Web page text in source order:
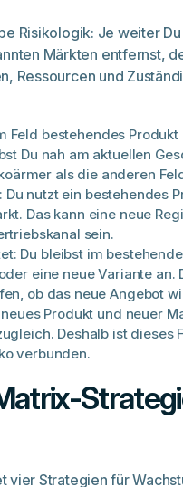
Risikologik: Je weiter
Märkten entfernst,
Ressourcen und
Feld bestehendes Produkt
Du nah am aktuellen
als die anderen
Du nutzt ein bestehendes
Das kann eine neue
sein.
Du bleibst im
eine neue Variante an.
ob das neue Angebot
Produkt und neuer
Deshalb ist dieses
verbunden.
Strategien für